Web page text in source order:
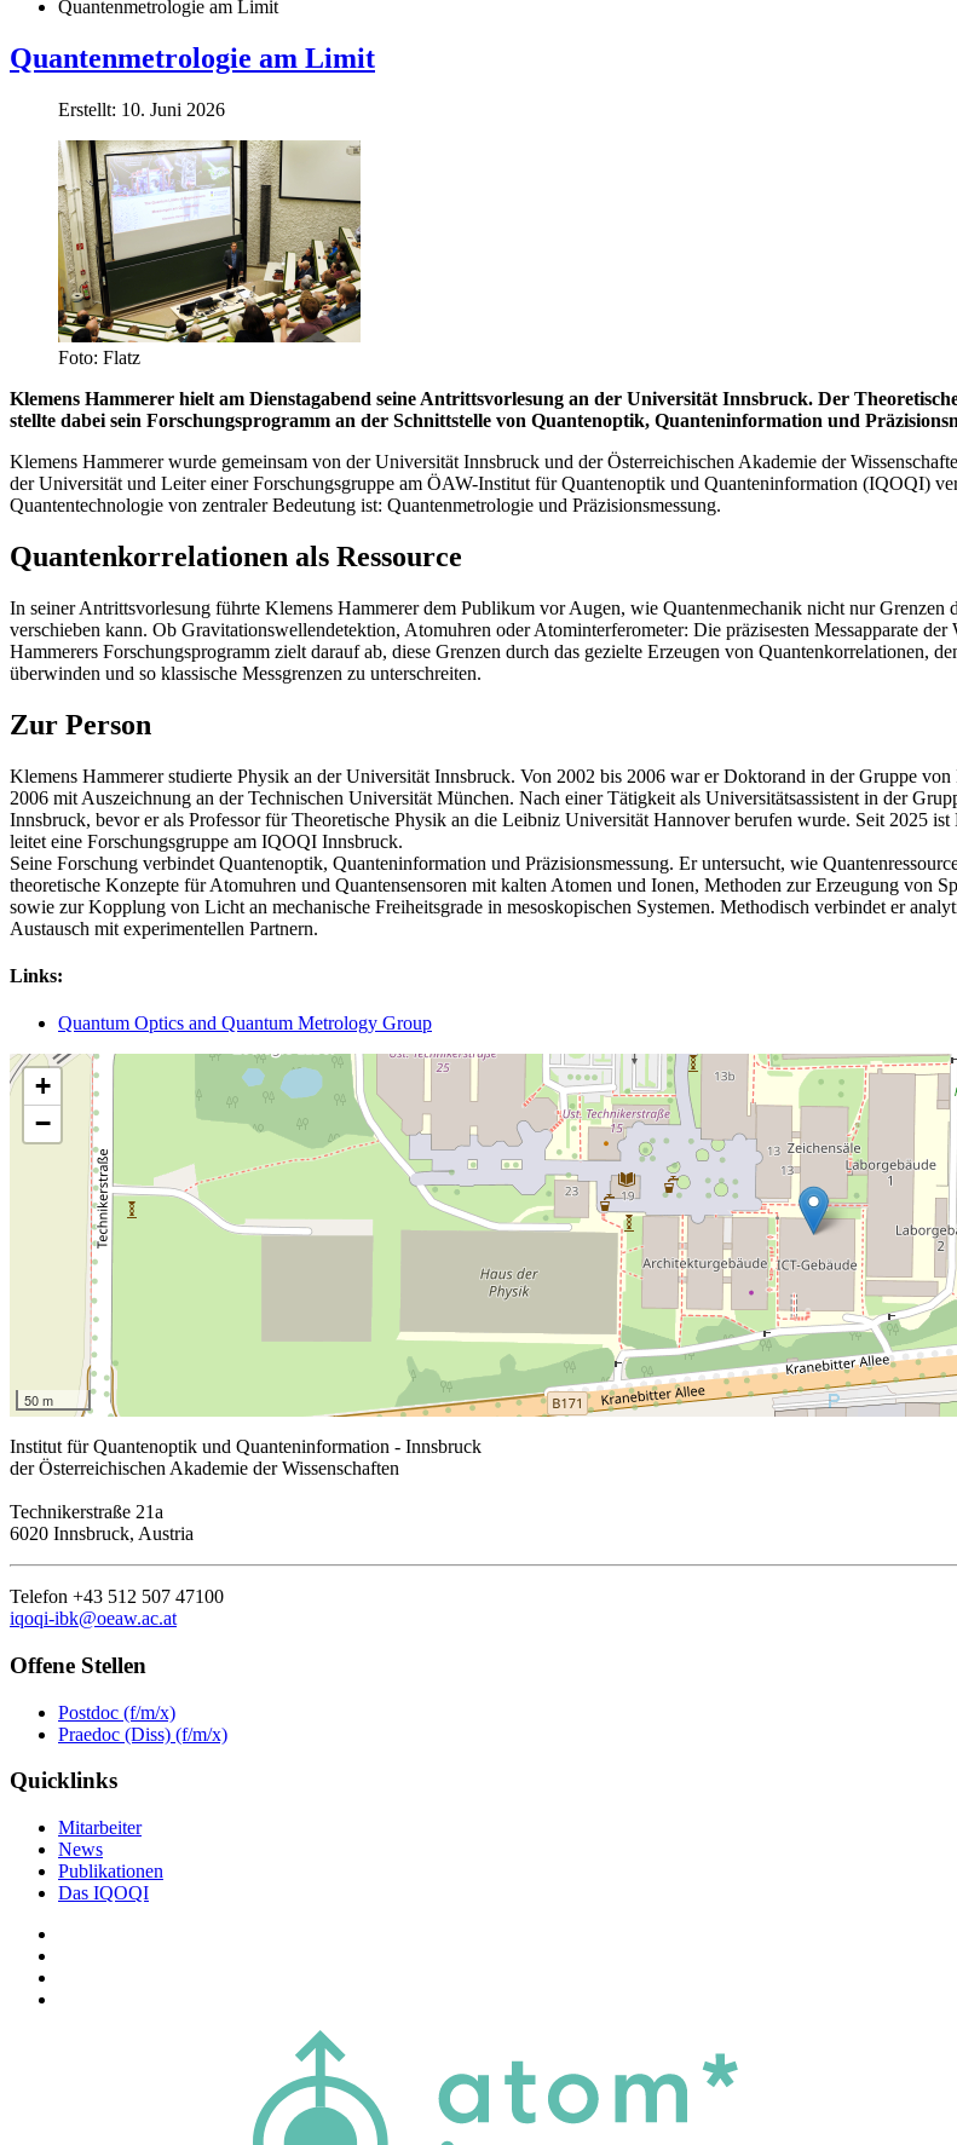
Quantenmetrologie am Limit
Quantenmetrologie am Limit
Erstellt: 10. Juni 2026
Foto: Flatz
Klemens Hammerer hielt am Dienstagabend seine Antrittsvorlesung an der Universität Innsbruck. Der
stellte dabei sein Forschungsprogramm an der Schnittstelle von Quantenoptik, Quanteninformation und
Klemens Hammerer wurde gemeinsam von der Universität Innsbruck und der Österreichischen Akademie der
der Universität und Leiter einer Forschungsgruppe am ÖAW-Institut für Quantenoptik und Quanteninformation (IQOQI)
Quantentechnologie von zentraler Bedeutung ist: Quantenmetrologie und Präzisionsmessung.
Quantenkorrelationen als Ressource
In seiner Antrittsvorlesung führte Klemens Hammerer dem Publikum vor Augen, wie Quantenmechanik nicht nur Grenzen
verschieben kann. Ob Gravitationswellendetektion, Atomuhren oder Atominterferometer: Die präzisesten Messapparate
Hammerers Forschungsprogramm zielt darauf ab, diese Grenzen durch das gezielte Erzeugen von Quantenkorrelationen,
überwinden und so klassische Messgrenzen zu unterschreiten.
Zur Person
Klemens Hammerer studierte Physik an der Universität Innsbruck. Von 2002 bis 2006 war er Doktorand in der Gruppe
2006 mit Auszeichnung an der Technischen Universität München. Nach einer Tätigkeit als Universitätsassistent in der
Innsbruck, bevor er als Professor für Theoretische Physik an die Leibniz Universität Hannover berufen wurde. Seit 2025
leitet eine Forschungsgruppe am IQOQI Innsbruck.
Seine Forschung verbindet Quantenoptik, Quanteninformation und Präzisionsmessung. Er untersucht, wie
theoretische Konzepte für Atomuhren und Quantensensoren mit kalten Atomen und Ionen, Methoden zur Erzeugung von
sowie zur Kopplung von Licht an mechanische Freiheitsgrade in mesoskopischen Systemen. Methodisch verbindet er
Austausch mit experimentellen Partnern.
Links:
Quantum Optics and Quantum Metrology Group
+
−
50 m
Institut für Quantenoptik und Quanteninformation - Innsbruck
der Österreichischen Akademie der Wissenschaften
Technikerstraße 21a
6020 Innsbruck, Austria
Telefon +43 512 507 47100
iqoqi-ibk@oeaw.ac.at
Offene Stellen
Postdoc (f/m/x)
Praedoc (Diss) (f/m/x)
Quicklinks
Mitarbeiter
News
Publikationen
Das IQOQI